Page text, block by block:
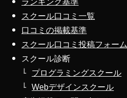
スクール口コミ一覧
口コミの掲載基準
スクール口コミ投稿フォーム
スクール診断
プログラミングスクール
Webデザインスクール